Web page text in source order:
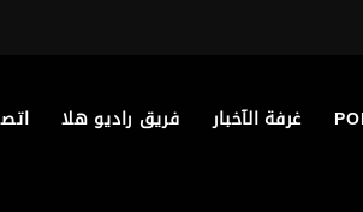
غرفة الآخبار فريق راديو هلا